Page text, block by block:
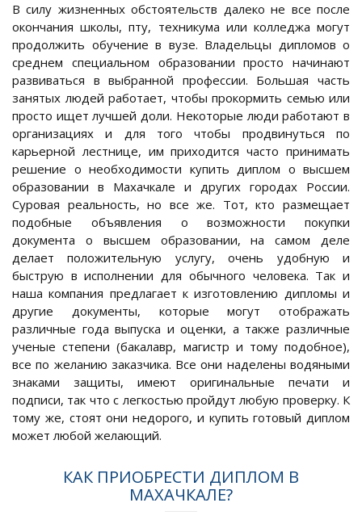
В силу жизненных обстоятельств далеко не все после
окончания школы, пту, техникума или колледжа могут
продолжить обучение в вузе. Владельцы дипломов о
среднем специальном образовании просто начинают
развиваться в выбранной профессии. Большая часть
занятых людей работает, чтобы прокормить семью или
просто ищет лучшей доли. Некоторые люди работают в
организациях и для того чтобы продвинуться по
карьерной лестнице, им приходится часто принимать
решение о необходимости купить диплом о высшем
образовании в Махачкале и других городах России.
Суровая реальность, но все же. Тот, кто размещает
подобные объявления о возможности покупки
документа о высшем образовании, на самом деле
делает положительную услугу, очень удобную и
быструю в исполнении для обычного человека. Так и
наша компания предлагает к изготовлению дипломы и
другие документы, которые могут отображать
различные года выпуска и оценки, а также различные
ученые степени (бакалавр, магистр и тому подобное),
все по желанию заказчика. Все они наделены водяными
знаками защиты, имеют оригинальные печати и
подписи, так что с легкостью пройдут любую проверку. К
тому же, стоят они недорого, и купить готовый диплом
может любой желающий.
КАК ПРИОБРЕСТИ ДИПЛОМ В
МАХАЧКАЛЕ?